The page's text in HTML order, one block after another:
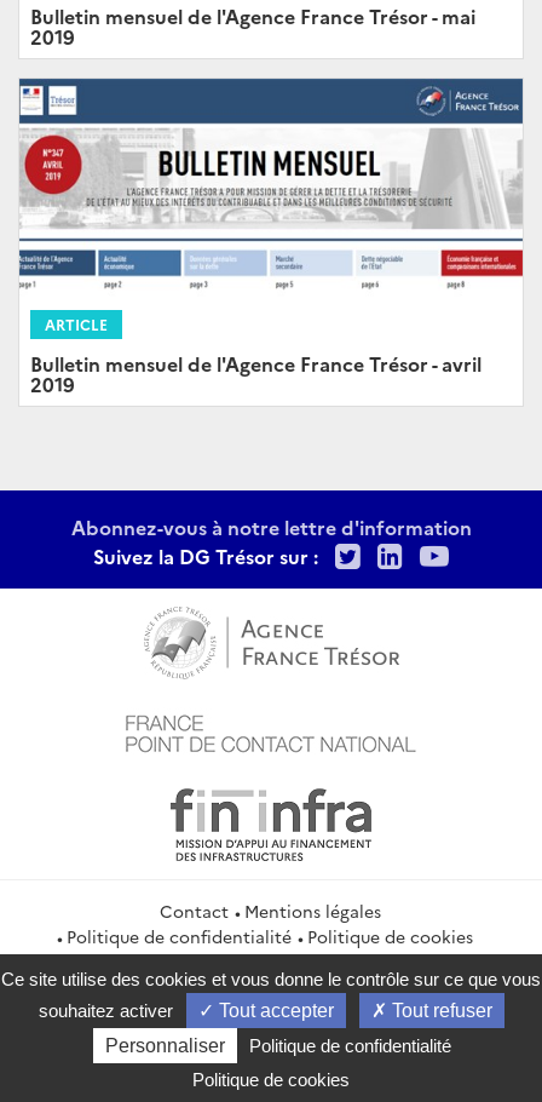
Bulletin mensuel de l'Agence France Trésor - mai
2019
ARTICLE
Bulletin mensuel de l'Agence France Trésor - avril
2019
Abonnez-vous à notre lettre d'information
Suivez la DG Trésor sur :
TwitterLinkedIn
Contact
Mentions légales
Politique de confidentialité
Politique de cookies
Gestion des cookies
Flux RSS
service-public.gouv.fr
legifrance.gouv.fr
info.gouv.fr
data.gouv.fr
2026 Direction générale du Trésor
Ce site utilise des cookies et vous donne le contrôle sur ce que vous
souhaitez activer
Tout accepter
Tout refuser
Personnaliser
Politique de confidentialité
Politique de cookies